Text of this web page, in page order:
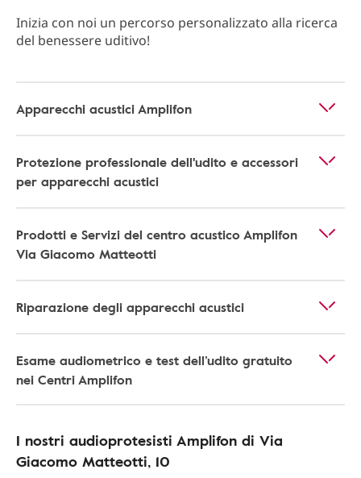
Inizia con noi un percorso personalizzato alla ricerca
del benessere uditivo!
Apparecchi acustici Amplifon
Protezione professionale dell'udito e accessori
per apparecchi acustici
Prodotti e Servizi del centro acustico Amplifon
Via Giacomo Matteotti
Riparazione degli apparecchi acustici
Esame audiometrico e test dell’udito gratuito
nei Centri Amplifon
I nostri audioprotesisti Amplifon di Via
Giacomo Matteotti, 10